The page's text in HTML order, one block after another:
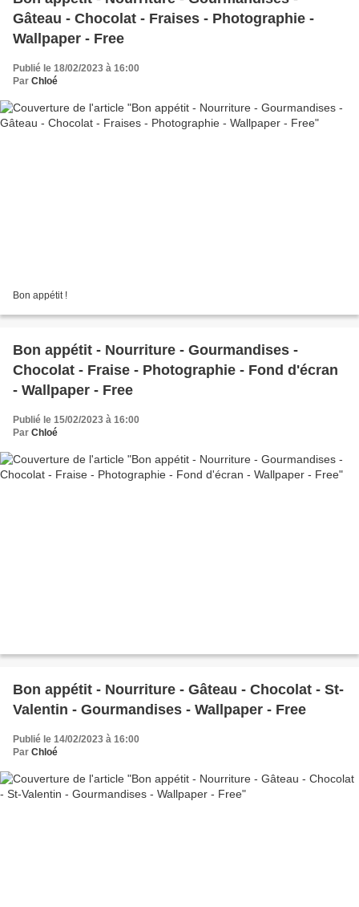
Gâteau - Chocolat - Fraises - Photographie -
Wallpaper - Free
Publié le 18/02/2023 à 16:00
Par Chloé
Bon appétit !
Bon appétit - Nourriture - Gourmandises -
Chocolat - Fraise - Photographie - Fond d'écran
- Wallpaper - Free
Publié le 15/02/2023 à 16:00
Par Chloé
Bon appétit - Nourriture - Gâteau - Chocolat - St-
Valentin - Gourmandises - Wallpaper - Free
Publié le 14/02/2023 à 16:00
Par Chloé